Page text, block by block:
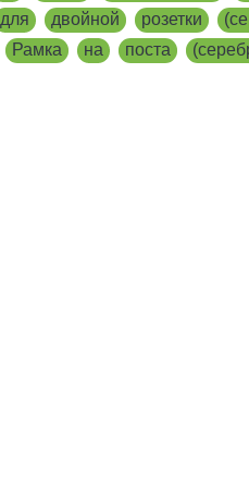
для двойной розетки
Рамка на поста